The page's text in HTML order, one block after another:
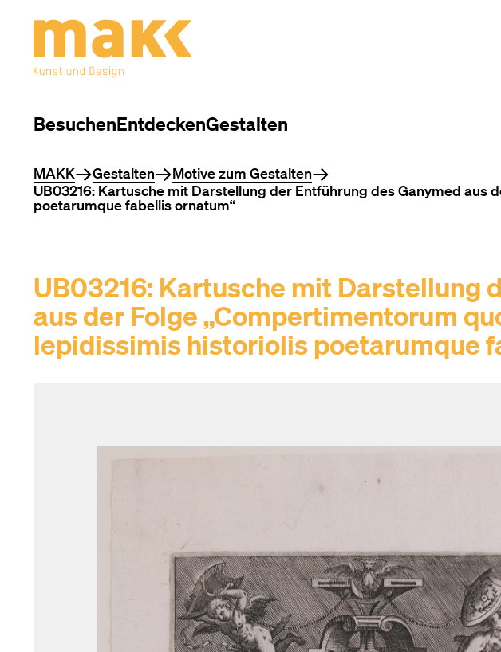
BesuchenEntdeckenGestalten
Sie befinden sich hier
MAKK Gestalten
Motive zum Gestalten
UB03216: Kartusche mit Darstellung der Entführung des Ganymed
poetarumque fabellis ornatum“
UB03216: Kartusche mit Darstellung
aus der Folge „Compertimentorum
lepidissimis historiolis poetarumque